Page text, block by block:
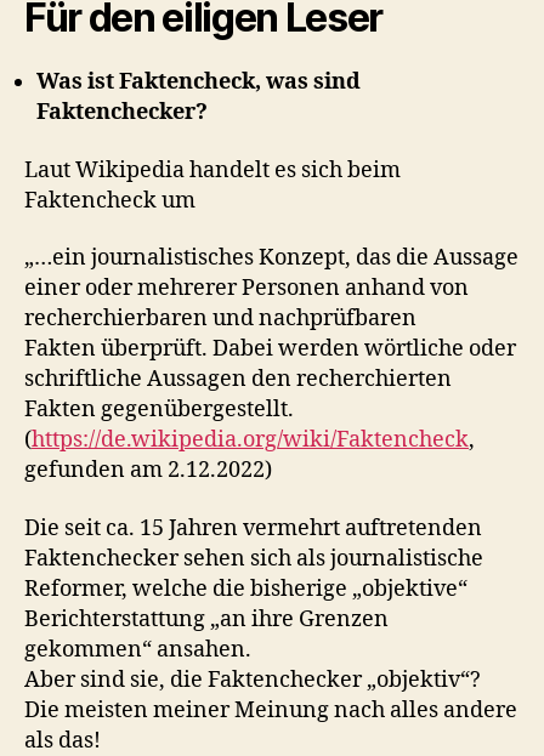
Für den eiligen Leser
Was ist Faktencheck, was sind
Faktenchecker?
Laut Wikipedia handelt es sich beim
Faktencheck um
„…ein journalistisches Konzept, das die Aussage
einer oder mehrerer Personen anhand von
recherchierbaren und nachprüfbaren
Fakten überprüft. Dabei werden wörtliche oder
schriftliche Aussagen den recherchierten
Fakten gegenübergestellt.
(https://de.wikipedia.org/wiki/Faktencheck,
gefunden am 2.12.2022)
Die seit ca. 15 Jahren vermehrt auftretenden
Faktenchecker sehen sich als journalistische
Reformer, welche die bisherige „objektive“
Berichterstattung „an ihre Grenzen
gekommen“ ansahen.
Aber sind sie, die Faktenchecker „objektiv“?
Die meisten meiner Meinung nach alles andere
als das!